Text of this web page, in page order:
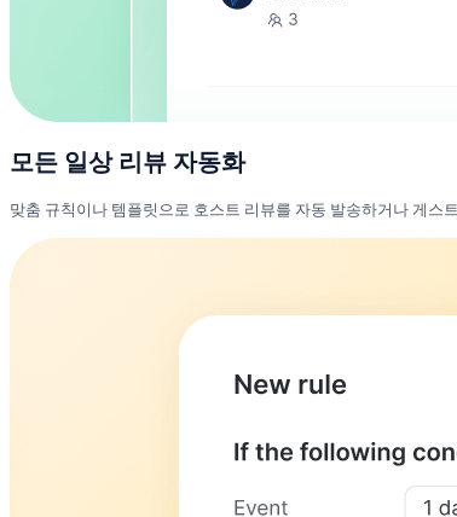
모든 일상 리뷰 자동화
맞춤 규칙이나 템플릿으로 호스트 리뷰를 자동 발송하거나 게스